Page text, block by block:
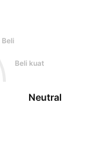
Beli
Beli kuat
Neutral